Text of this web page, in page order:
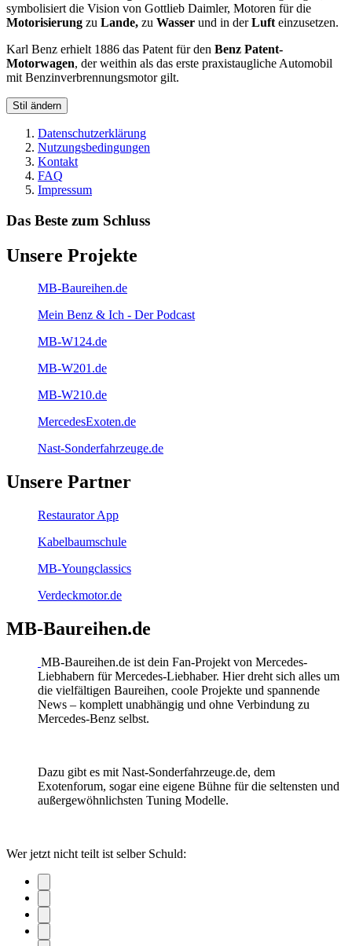
symbolisiert die Vision von Gottlieb Daimler, Motoren für die
Motorisierung zu Lande, zu Wasser und in derLuft einzusetzen.
Karl Benz erhielt 1886 das Patent für den Benz Patent-
Motorwagen, der weithin als das erste praxistaugliche Automobil
mit Benzinverbrennungsmotor gilt.
Stil ändern
Datenschutzerklärung
Nutzungsbedingungen
Kontakt
FAQ
Impressum
Das Beste zum Schluss
Unsere Projekte
MB-Baureihen.de
Mein Benz & Ich - Der Podcast
MB-W124.de
MB-W201.de
MB-W210.de
MercedesExoten.de
Nast-Sonderfahrzeuge.de
Unsere Partner
Restaurator App
Kabelbaumschule
MB-Youngclassics
Verdeckmotor.de
MB-Baureihen.de
MB-Baureihen.de ist dein Fan-Projekt von Mercedes-
Liebhabern für Mercedes-Liebhaber. Hier dreht sich alles um
die vielfältigen Baureihen, coole Projekte und spannende
News – komplett unabhängig und ohne Verbindung zu
Mercedes-Benz selbst.
Dazu gibt es mit Nast-Sonderfahrzeuge.de, dem
Exotenforum, sogar eine eigene Bühne für die seltensten und
außergewöhnlichsten Tuning Modelle.
Wer jetzt nicht teilt ist selber Schuld: